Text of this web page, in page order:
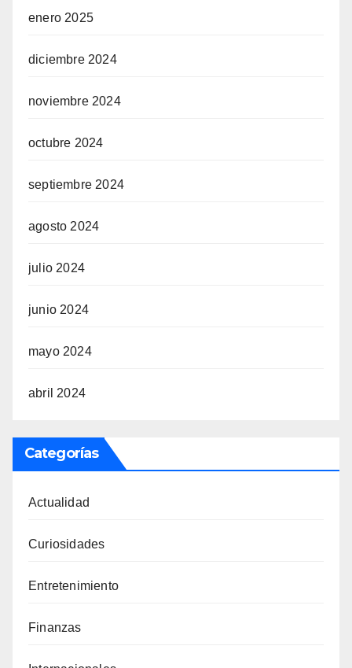
enero 2025
diciembre 2024
noviembre 2024
octubre 2024
septiembre 2024
agosto 2024
julio 2024
junio 2024
mayo 2024
abril 2024
Categorías
Actualidad
Curiosidades
Entretenimiento
Finanzas